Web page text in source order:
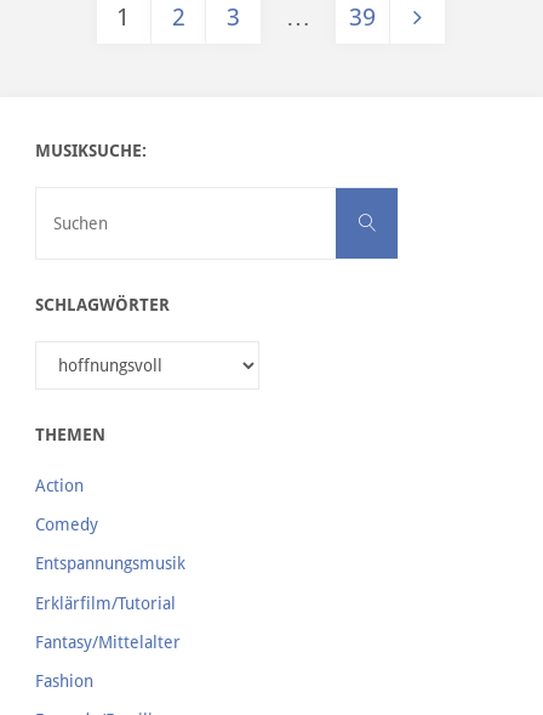
1 2 3 … 39
MUSIKSUCHE:
Suchen
SCHLAGWÖRTER
THEMEN
Action
Comedy
Entspannungsmusik
Erklärfilm/Tutorial
Fantasy/Mittelalter
Fashion